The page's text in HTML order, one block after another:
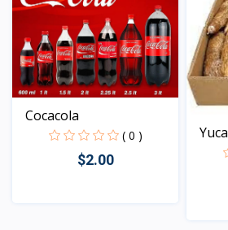
Cocacola
( 0 )
$2.00
Yuca